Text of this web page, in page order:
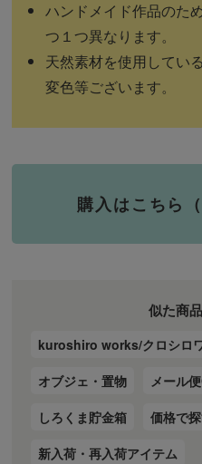
ハンドメイド作品のた
つ１つ異なります。
天然素材を使用してい
変色等ございます。
購入はこちら
似た商
kuroshiro works/クロシロ
オブジェ・置物
メール
しろくま貯金箱
価格で
新入荷・再入荷アイテム